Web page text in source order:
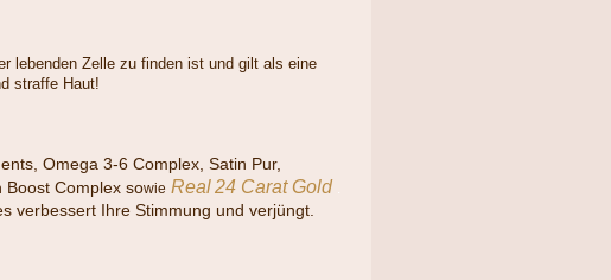
lebenden Zelle zu finden ist und gilt als eine
straffe Haut!
Omega 3-6 Complex, Satin Pur,
Boost Complex sowie Real24 Carat Gold .
verbessert Ihre Stimmung und verjüngt.